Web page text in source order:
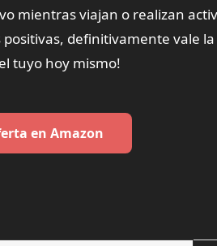
mientras viajan o realizan
definitivamente vale
tuyo hoy mismo!
en Amazon